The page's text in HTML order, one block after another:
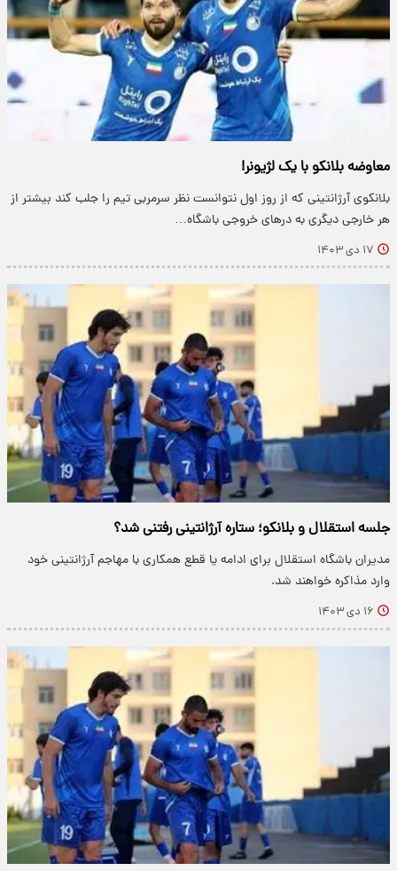
معاوضه بلانکو با یک لژیونر!
بلانکوی آرژانتینی که از روز اول نتوانست نظر سرمربی تیم را جلب کند بیشتر از
هر خارجی دیگری به درهای خروجی باشگاه…
۱۷ دی ۱۴۰۳
جلسه استقلال و بلانکو؛ ستاره آرژانتینی رفتنی شد؟
مدیران باشگاه استقلال برای ادامه یا قطع همکاری با مهاجم آرژانتینی خود
وارد مذاکره خواهند شد.
۱۶ دی ۱۴۰۳